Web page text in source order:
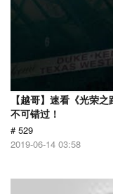
【越哥】速看《光荣
不可错过！
# 529
2019-06-14 03:58